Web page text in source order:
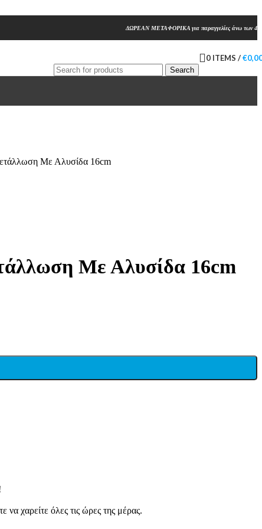
ΔΩΡΕΑΝ ΜΕΤΑΦΟΡΙΚΑ για παραγγελίες άνω των
Search
0 ITEMS /€
Με Αλυσίδα 16cm
Με Αλυσίδα 16cm
χαρείτε όλες τις ώρες της μέρας.